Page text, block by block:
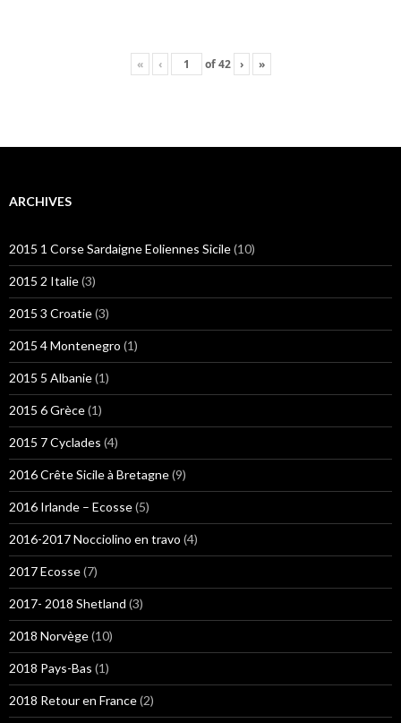
« ‹ of42 › »
ARCHIVES
2015 1 Corse Sardaigne Eoliennes Sicile(10)
2015 2 Italie(3)
2015 3 Croatie(3)
2015 4 Montenegro (1)
2015 5 Albanie(1)
2015 6 Grèce(1)
2015 7 Cyclades (4)
2016 Crête Sicile à Bretagne(9)
2016 Irlande – Ecosse(5)
2016-2017 Nocciolino en travo (4)
2017 Ecosse(7)
2017- 2018 Shetland (3)
2018 Norvège(10)
2018 Pays-Bas (1)
2018 Retour en France(2)